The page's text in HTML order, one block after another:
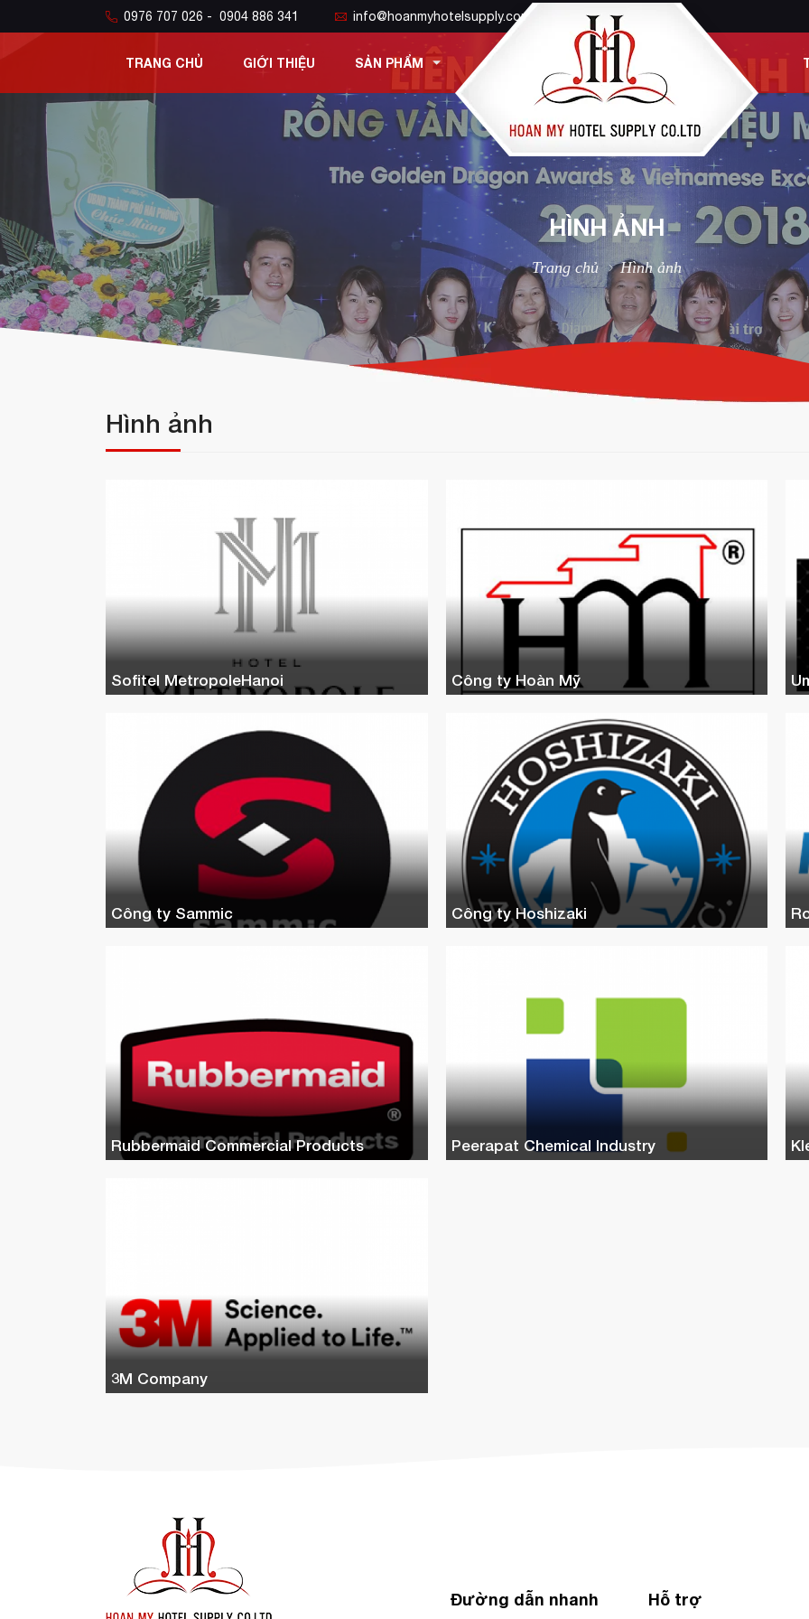
0976 707 026 - 0904 886 341 info@hoanmyhotelsupply.com
TRANG CHỦ GIỚI THIỆU SẢN PHẨM
HÌNH ẢNH
Trang chủ Hình ảnh
Hình ảnh
Sofitel MetropoleHanoi Công ty Hoàn Mỹ
Công ty Sammic Công ty Hoshizaki
Rubbermaid Commercial Products Peerapat Chemical Industry
3M Company
Đường dẫn nhanh Hỗ trợ